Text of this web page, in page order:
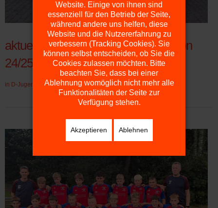
aktuelles Mannschaftsfoto D3 Saison
24/25
in D-Jugend 10. 12. 2024 Zugriffe: 1325
Website. Einige von ihnen sind
essenziell für den Betrieb der Seite,
während andere uns helfen, diese
Website und die Nutzererfahrung zu
verbessern (Tracking Cookies). Sie
können selbst entscheiden, ob Sie die
Cookies zulassen möchten. Bitte
beachten Sie, dass bei einer
Ablehnung womöglich nicht mehr alle
Funktionalitäten der Seite zur
Verfügung stehen.
Akzeptieren Ablehnen